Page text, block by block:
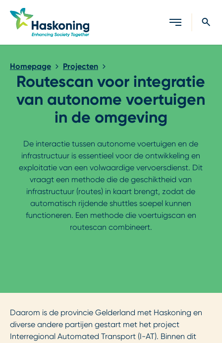
Sluiten
Homepage Projecten
Routescan voor integratie
van autonome voertuigen
in de omgeving
De interactie tussen autonome voertuigen en de
infrastructuur is essentieel voor de ontwikkeling en
exploitatie van een volwaardige vervoersdienst. Dit
vraagt een methode die de geschiktheid van
infrastructuur (routes) in kaart brengt, zodat de
automatisch rijdende shuttles soepel kunnen
functioneren. Een methode die voertuigscan en
routescan combineert.
Daarom is de provincie Gelderland met Haskoning en
diverse andere partijen gestart met het project
Interregional Automated Transport (I-AT). Binnen dit